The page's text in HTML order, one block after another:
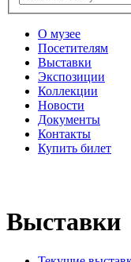
О музее
Посетителям
Выставки
Экспозиции
Коллекции
Новости
Документы
Контакты
Купить билет
Выставки